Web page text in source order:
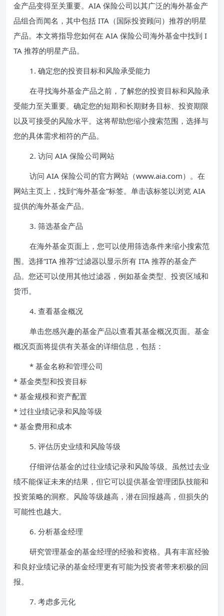
金产品变得至关重要。AIA 保险公司以其广泛的海外基金产
品组合而闻名，其中包括 ITA（国际投资顾问）推荐的明星
产品。本文将指导您如何在 AIA 保险公司海外基金中找到 I
TA 推荐的明星产品。
1. 确定您的投资目标和风险承受能力
在寻找海外基金产品之前，了解您的投资目标和风险承
受能力至关重要。确定您的短期和长期财务目标、投资期限
以及可接受的风险水平。这将帮助您缩小搜索范围，选择与
您的具体需求相符的产品。
2. 访问 AIA 保险公司网站
访问 AIA 保险公司的官方网站（www.aia.com）。在
网站主页上，找到“海外基金”标签。单击该标签以浏览 AIA
提供的海外基金产品。
3. 筛选基金产品
在海外基金页面上，您可以使用筛选条件来缩小搜索范
围。选择“ITA 推荐”过滤器以显示所有 ITA 推荐的基金产
品。您还可以使用其他过滤器，例如基金类型、投资区域和
货币。
4. 查看基金概况
单击您感兴趣的基金产品以查看其基金概况页面。基金
概况页面将提供有关基金的详细信息，包括：
* 基金名称和管理公司
* 基金类型和投资目标
* 基金规模和资产配置
* 过往业绩记录和风险等级
* 基金费用和成本
5. 评估历史业绩和风险等级
仔细评估基金的过往业绩记录和风险等级。虽然过去业
绩不能保证未来的结果，但它可以提供基金管理团队技能和
投资策略的洞察。风险等级越高，潜在回报越高，但损失的
可能性也越大。
6. 分析基金经理
研究管理基金的基金经理的经验和资格。具有丰富经验
和良好业绩记录的基金经理更有可能为投资者带来积极的回
报。
7. 考虑多元化